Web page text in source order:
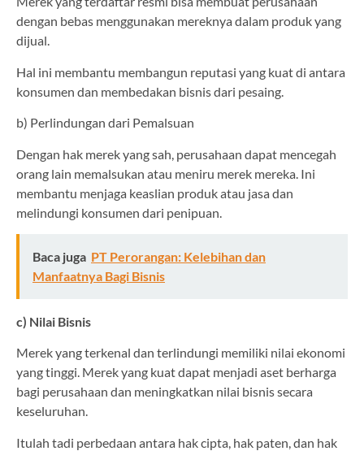
dengan bebas menggunakan mereknya dalam produk yang
dijual.
Hal ini membantu membangun reputasi yang kuat di antara
konsumen dan membedakan bisnis dari pesaing.
b) Perlindungan dari Pemalsuan
Dengan hak merek yang sah, perusahaan dapat mencegah
orang lain memalsukan atau meniru merek mereka. Ini
membantu menjaga keaslian produk atau jasa dan
melindungi konsumen dari penipuan.
Baca juga PT Perorangan: Kelebihan dan
Manfaatnya Bagi Bisnis
c) Nilai Bisnis
Merek yang terkenal dan terlindungi memiliki nilai ekonomi
yang tinggi. Merek yang kuat dapat menjadi aset berharga
bagi perusahaan dan meningkatkan nilai bisnis secara
keseluruhan.
Itulah tadi perbedaan antara hak cipta, hak paten, dan hak